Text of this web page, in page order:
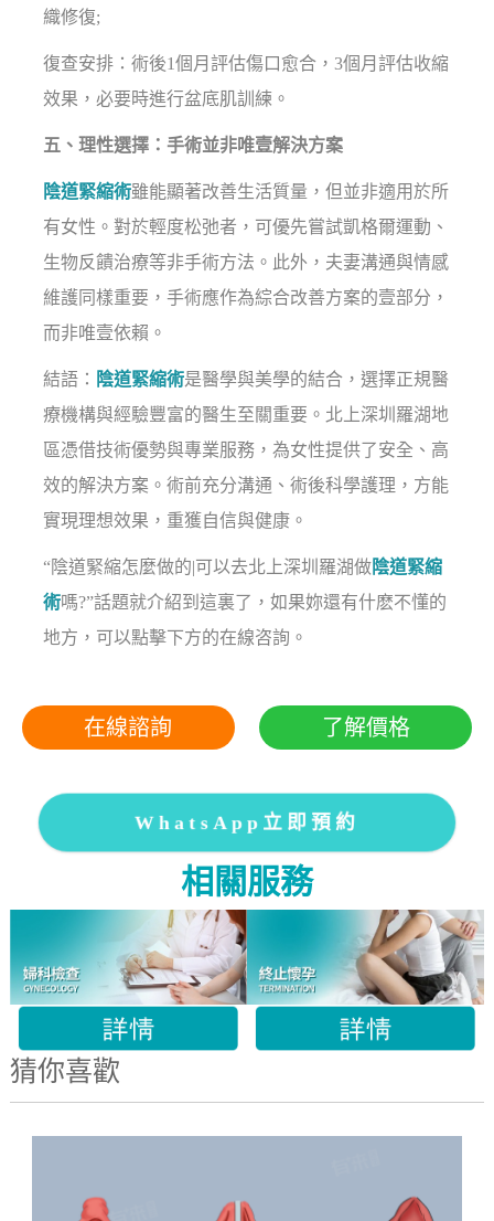
織修復;
復查安排：術後1個月評估傷口愈合，3個月評估收縮
效果，必要時進行盆底肌訓練。
五、理性選擇：手術並非唯壹解決方案
陰道緊縮術雖能顯著改善生活質量，但並非適用於所
有女性。對於輕度松弛者，可優先嘗試凱格爾運動、
生物反饋治療等非手術方法。此外，夫妻溝通與情感
維護同樣重要，手術應作為綜合改善方案的壹部分，
而非唯壹依賴。
結語： 陰道緊縮術是醫學與美學的結合，選擇正規醫
療機構與經驗豐富的醫生至關重要。北上深圳羅湖地
區憑借技術優勢與專業服務，為女性提供了安全、高
效的解決方案。術前充分溝通、術後科學護理，方能
實現理想效果，重獲自信與健康。
“陰道緊縮怎麼做的|可以去北上深圳羅湖做陰道緊縮
術嗎?”話題就介紹到這裏了，如果妳還有什麽不懂的
地方，可以點擊下方的在線咨詢。
在線諮詢 了解價格
WhatsApp立即預約
相關服務
猜你喜歡